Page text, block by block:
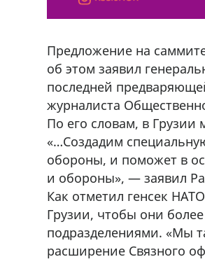
Предложение на
об этом заявил
последней
журналиста
По его словам, в
«…Создадим
обороны, и поможет в
и обороны», — заявил
Как отметил генсек
Грузии, чтобы они
подразделениями. «Мы
расширение Связного